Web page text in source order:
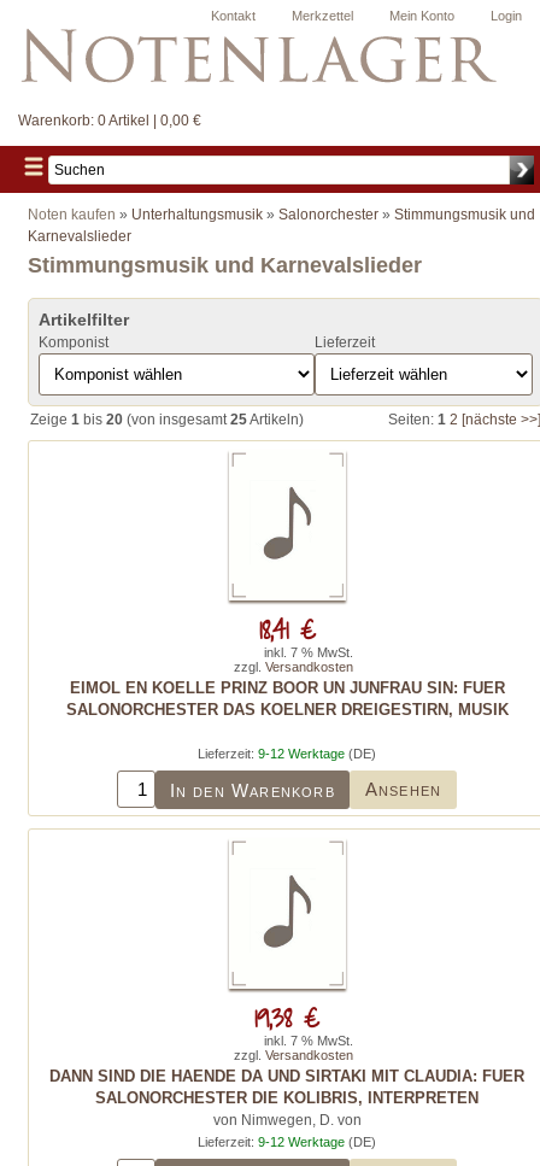
Login
Mein Konto
Merkzettel
Kontakt
Warenkorb: 0 Artikel | 0,00 €
Noten kaufen » Unterhaltungsmusik » Salonorchester » Stimmungsmusik und
Karnevalslieder
Stimmungsmusik und Karnevalslieder
Artikelfilter
Komponist Lieferzeit
Zeige 1 bis 20 (von insgesamt25Artikeln) Seiten: 1 2 [nächste >>]
EIMOL EN KOELLE PRINZ BOOR UN JUNFRAU SIN: FUER
SALONORCHESTER DAS KOELNER DREIGESTIRN, MUSIK
Lieferzeit: 9-12 Werktage (DE)
In den Warenkorb Ansehen
18,41 €
inkl. 7 % MwSt.
zzgl. Versandkosten
DANN SIND DIE HAENDE DA UND SIRTAKI MIT CLAUDIA: FUER
SALONORCHESTER DIE KOLIBRIS, INTERPRETEN
von Nimwegen, D. von
Lieferzeit: 9-12 Werktage (DE)
19,38 €
inkl. 7 % MwSt.
zzgl. Versandkosten